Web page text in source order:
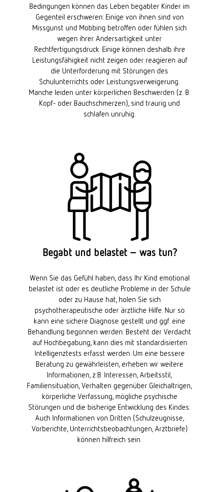
Bedingungen können das Leben begabter Kinder im
Gegenteil erschweren: Einige von ihnen sind von
Missgunst und Mobbing betroffen oder fühlen sich
wegen ihrer Andersartigkeit unter
Rechtfertigungsdruck. Einige können deshalb ihre
Leistungsfähigkeit nicht zeigen oder reagieren auf
die Unterforderung mit Störungen des
Schulunterrichts oder Leistungsverweigerung.
Manche leiden unter körperlichen Beschwerden (z. B.
Kopf- oder Bauchschmerzen), sind traurig und
schlafen unruhig.
Begabt und belastet – was tun?
Wenn Sie das Gefühl haben, dass Ihr Kind emotional
belastet ist oder es deutliche Probleme in der Schule
oder zu Hause hat, holen Sie sich
psychotherapeutische oder ärztliche Hilfe. Nur so
kann eine sichere Diagnose gestellt und ggf. eine
Behandlung begonnen werden. Besteht der Verdacht
auf Hochbegabung, kann dies mit standardisierten
Intelligenztests erfasst werden. Um eine bessere
Beratung zu gewährleisten, erheben wir weitere
Informationen, z.B. Interessen, Arbeitsstil,
Familiensituation, Verhalten gegenüber Gleichaltrigen,
körperliche Verfassung, mögliche psychische
Störungen und die bisherige Entwicklung des Kindes.
Auch Informationen von Dritten (Schulzeugnisse,
Vorberichte, Unterrichtsbeobachtungen, Arztbriefe)
können hilfreich sein.